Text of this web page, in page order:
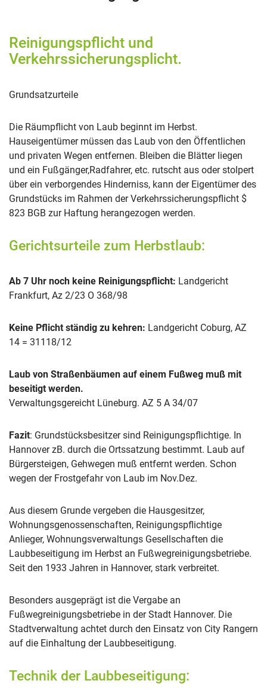
Reinigungspflicht und
Verkehrssicherungsplicht.
Grundsatzurteile
Die Räumpflicht von Laub beginnt im Herbst.
Hauseigentümer müssen das Laub von den Öffentlichen
und privaten Wegen entfernen. Bleiben die Blätter liegen
und ein Fußgänger,Radfahrer, etc. rutscht aus oder stolpert
über ein verborgendes Hinderniss, kann der Eigentümer des
Grundstücks im Rahmen der Verkehrssicherungspflicht $
823 BGB zur Haftung herangezogen werden.
Gerichtsurteile zum Herbstlaub:
Ab 7 Uhr noch keine Reinigungspflicht: Landgericht
Frankfurt, Az 2/23 O 368/98
Keine Pflicht ständig zu kehren: Landgericht Coburg, AZ
14 = 31118/12
Laub von Straßenbäumen auf einem Fußweg muß mit
beseitigt werden.
Verwaltungsgereicht Lüneburg. AZ 5 A 34/07
Fazit: Grundstücksbesitzer sind Reinigungspflichtige. In
Hannover zB. durch die Ortssatzung bestimmt. Laub auf
Bürgersteigen, Gehwegen muß entfernt werden. Schon
wegen der Frostgefahr von Laub im Nov.Dez.
Aus diesem Grunde vergeben die Hausgesitzer,
Wohnungsgenossenschaften, Reinigungspflichtige
Anlieger, Wohnungsverwaltungs Gesellschaften die
Laubbeseitigung im Herbst an Fußwegreinigungsbetriebe.
Seit den 1933 Jahren in Hannover, stark verbreitet.
Besonders ausgeprägt ist die Vergabe an
Fußwegreinigungsbetriebe in der Stadt Hannover. Die
Stadtverwaltung achtet durch den Einsatz von City Rangern
auf die Einhaltung der Laubbeseitigung.
Technik der Laubbeseitigung: